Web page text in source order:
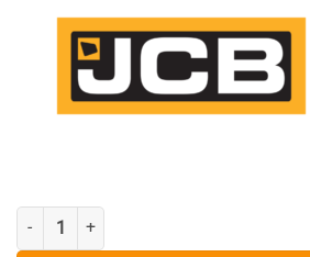
ΣΕΤ ΤΡΙΠΟΔΑ ΣΤΗΡΙΞΗΣ ΑΥΤΟΚΙΝΗΤΟΥ 3